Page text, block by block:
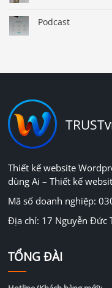
Podcast
Thiết kế website
dùng Ai – Thiết kế
Mã số doanh nghiệp:
Địa chỉ: 17 Nguyễn Đức
TỔNG ĐÀI